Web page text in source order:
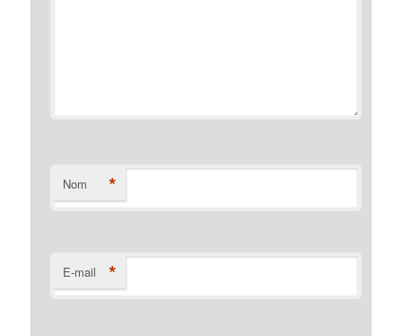
Nom *
E-mail *